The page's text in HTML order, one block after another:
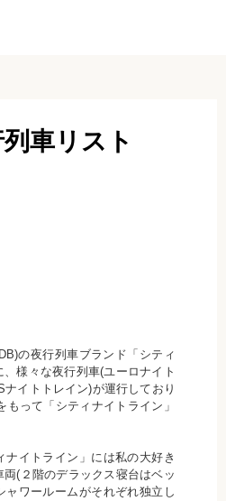
車リスト
の夜行列車ブランド「シティ
様々な夜行列車(ユーロナイト
イトトレイン)が運行しており
もって「シティナイトライン」
イトライン」には私の大好き
(２階のデラックス寝台はベッ
ャワールームがそれぞれ独立し